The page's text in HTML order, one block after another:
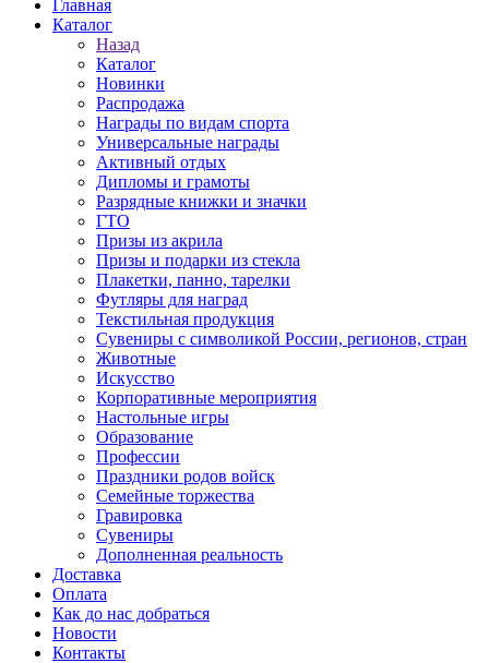
Главная
Каталог
Назад
Каталог
Новинки
Распродажа
Награды по видам спорта
Универсальные награды
Активный отдых
Дипломы и грамоты
Разрядные книжки и значки
ГТО
Призы из акрила
Призы и подарки из стекла
Плакетки, панно, тарелки
Футляры для наград
Текстильная продукция
Сувениры с символикой России, регионов, стран
Животные
Искусство
Корпоративные мероприятия
Настольные игры
Образование
Профессии
Праздники родов войск
Семейные торжества
Гравировка
Сувениры
Дополненная реальность
Доставка
Оплата
Как до нас добраться
Новости
Контакты